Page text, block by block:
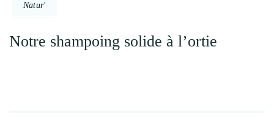
Natur'
Notre shampoing solide à l’ortie